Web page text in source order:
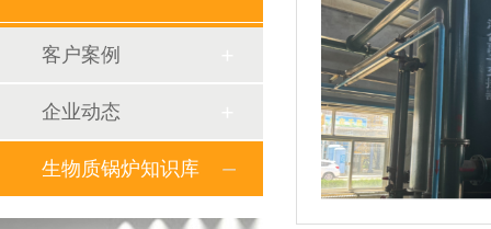
客户案例
企业动态
生物质锅炉知识库